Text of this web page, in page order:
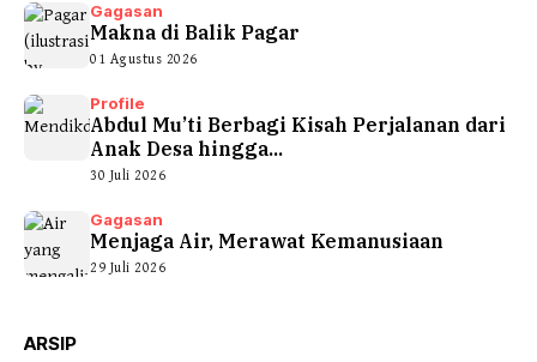
Gagasan
Makna di Balik Pagar
01 Agustus 2026
Profile
Abdul Mu’ti Berbagi Kisah Perjalanan dari
Anak Desa hingga...
30 Juli 2026
Gagasan
Menjaga Air, Merawat Kemanusiaan
29 Juli 2026
ARSIP